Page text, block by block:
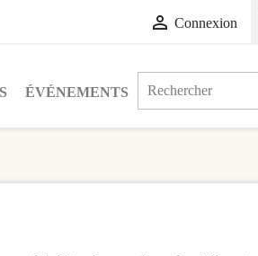
 Connexion
ÉVÉNEMENTS